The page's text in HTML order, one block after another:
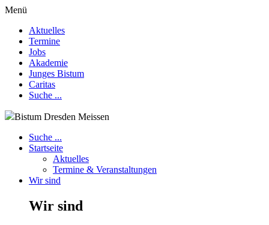
Menü
Aktuelles
Termine
Jobs
Akademie
Junges Bistum
Caritas
Suche ...
Bistum Dresden Meissen
Suche ...
Startseite
Aktuelles
Termine & Veranstaltungen
Wir sind
Wir sind